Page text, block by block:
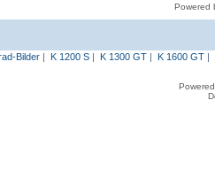
Powered
Bilder| K 1200 S| K 1300 GT| K 1600 GT|